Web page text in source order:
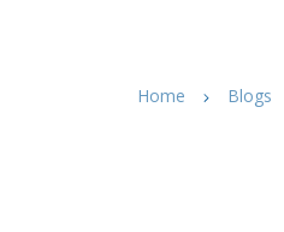
Home Blogs